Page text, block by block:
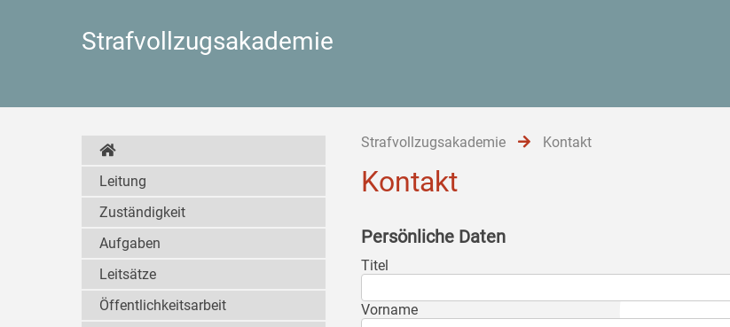
Strafvollzugsakademie
Strafvollzugsakademie Kontakt
Kontakt
Persönliche Daten
Titel
Vorname
Leitung
Zuständigkeit
Aufgaben
Leitsätze
Öffentlichkeitsarbeit